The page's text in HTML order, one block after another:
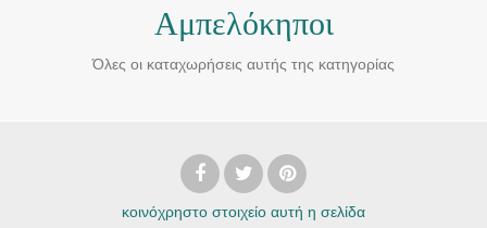
Αμπελόκηποι
Όλες οι καταχωρήσεις αυτής της κατηγορίας
κοινόχρηστο στοιχείο αυτή η σελίδα